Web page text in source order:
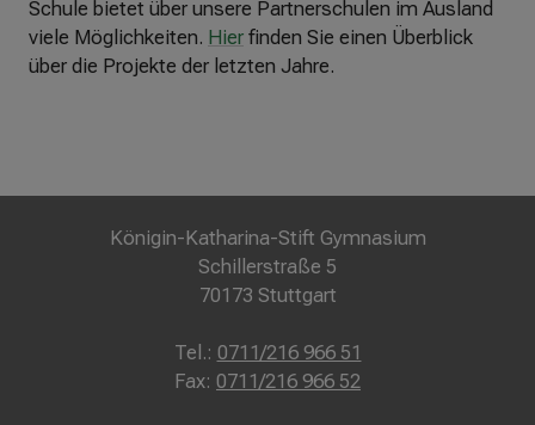
Schule bietet über unsere Partnerschulen im Ausland
viele Möglichkeiten. Hier finden Sie einen Überblick
über die Projekte der letzten Jahre.
Königin-Katharina-Stift Gymnasium
Schillerstraße 5
70173 Stuttgart
Tel.: 0711/216 966 51
Fax: 0711/216 966 52